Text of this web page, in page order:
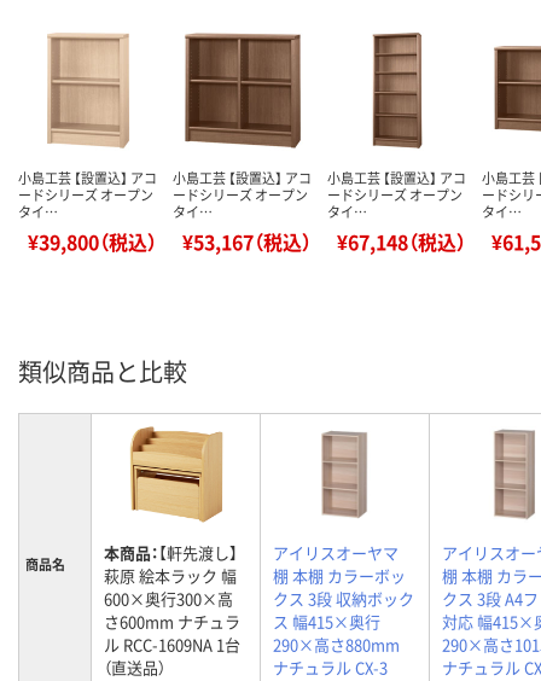
小島工芸 【設置込】 アコ
ードシリーズ オープン
タイ…
¥39,800（税込）
小島工芸 【設置込】 アコ
ードシリーズ オープン
タイ…
¥53,167（税込）
小島工芸 【設置込】 アコ
ードシリーズ オープン
タイ…
¥67,148（税込）
小島工芸
ードシリ
タイ…
類似商品と比較
商品名 本商品：【軒先渡し】
萩原 絵本ラック 幅
600×奥行300×高
さ600mm ナチュラ
ル RCC-1609NA 1台
（直送品）
アイリスオーヤマ
棚 本棚 カラーボッ
クス 3段 収納ボック
ス 幅415×奥行
290×高さ880mm
ナチュラル CX-3
アイリスオー
棚 本棚 カラ
クス 3段 A4
対応 幅415×
290×高さ
ナチュラル